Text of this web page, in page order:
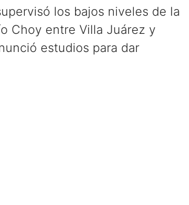
los bajos niveles de la
Choy entre Villa Juárez y
estudios para dar